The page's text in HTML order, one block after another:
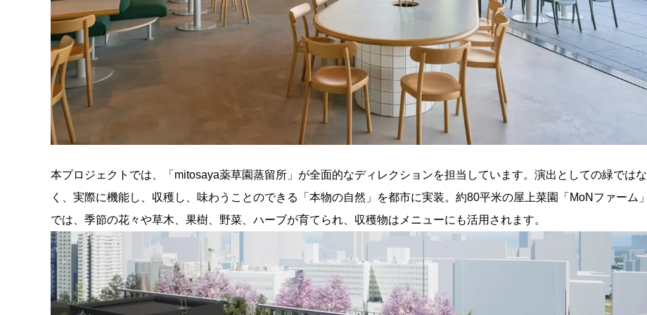
本プロジェクトでは、「mitosaya薬草園蒸留所」が全面的なディレクションを担当しています。演出としての緑ではな
く、実際に機能し、収穫し、味わうことのできる「本物の自然」を都市に実装。約80平米の屋上菜園「MoNファーム」
では、季節の花々や草木、果樹、野菜、ハーブが育てられ、収穫物はメニューにも活用されます。